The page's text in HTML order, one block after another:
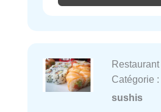
Catégorie :
sushis